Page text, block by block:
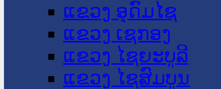
ແຂວງ ອຸດົມໄຊ
ແຂວງ ເຊກອງ
ແຂວງ ໄຊຍະບູລີ
ແຂວງ ໄຊສົມບູນ